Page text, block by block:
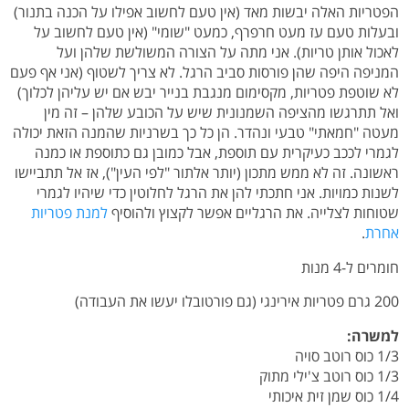
הפטריות האלה יבשות מאד (אין טעם לחשוב אפילו על הכנה בתנור)
ובעלות טעם עז מעט חרפרף, כמעט "שומי" (אין טעם לחשוב על
לאכול אותן טריות). אני מתה על הצורה המשולשת שלהן ועל
המניפה היפה שהן פורסות סביב הרגל. לא צריך לשטוף (אני אף פעם
לא שוטפת פטריות, מקסימום מנגבת בנייר יבש אם יש עליהן לכלוך)
ואל תתרגשו מהציפה השמנונית שיש על הכובע שלהן – זה מין
מעטה "חמאתי" טבעי ונהדר. הן כל כך בשרניות שהמנה הזאת יכולה
לגמרי לככב כעיקרית עם תוספת, אבל כמובן גם כתוספת או כמנה
ראשונה. זה לא ממש מתכון (יותר אלתור "לפי העין"), אז אל תתביישו
לשנות כמויות. אני חתכתי להן את הרגל לחלוטין כדי שיהיו לגמרי
שטוחות לצלייה. את הרגליים אפשר לקצוץ ולהוסיףלמנת פטריות
אחרת.
חומרים ל-4 מנות
200 גרם פטריות אירינגי (גם פורטובלו יעשו את העבודה)
למשרה:
1/3 כוס רוטב סויה
1/3 כוס רוטב צ'ילי מתוק
1/4 כוס שמן זית איכותי